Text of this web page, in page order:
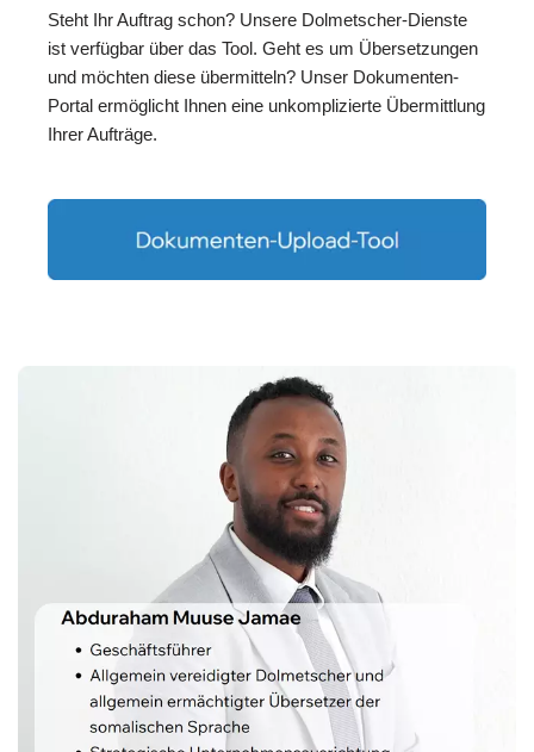
Steht Ihr Auftrag schon? Unsere Dolmetscher-Dienste
ist verfügbar über das Tool. Geht es um Übersetzungen
und möchten diese übermitteln? Unser Dokumenten-
Portal ermöglicht Ihnen eine unkomplizierte Übermittlung
Ihrer Aufträge.